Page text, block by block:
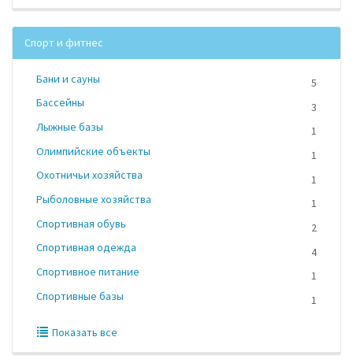
Спорт и фитнес
Бани и сауны
5
Бассейны
3
Лыжные базы
1
Олимпийские объекты
1
Охотничьи хозяйства
1
Рыболовные хозяйства
1
Спортивная обувь
2
Спортивная одежда
4
Спортивное питание
1
Спортивные базы
1
Показать все